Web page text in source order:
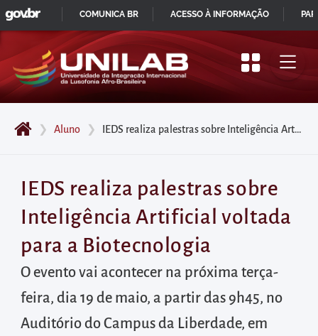
Pular
para
início
do
principal
Acessar
diretamente
menu
principal
Acessar
diretamente
❯ Aluno ❯ IEDS realiza palestras sobre Inteligência Artificial voltada para a Biotecnologia
IEDS realiza palestras sobre
Inteligência Artificial voltada
para a Biotecnologia
O evento vai acontecer na próxima terça-
feira, dia 19 de maio, a partir das 9h45, no
Auditório do Campus da Liberdade, em
IR
PARA
CONTEÚDO
GOVBR
COMUNICA BR ACESSO À INFORMAÇÃO